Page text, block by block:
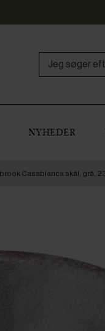
NYHEDER
Casablanca skål, grå,